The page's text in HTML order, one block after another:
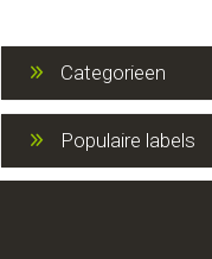
Categorieen
Populaire labels